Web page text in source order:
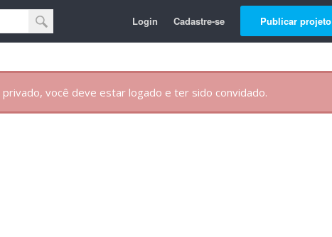
Login Cadastre-se Publicar projeto
você deve estar logado e ter sido convidado.